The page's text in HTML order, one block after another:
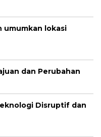
umumkan lokasi
dan Perubahan
Disruptif dan